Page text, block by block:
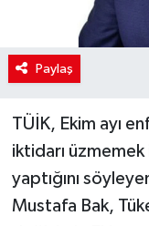
Paylaş
TÜİK, Ekim ayı
iktidarı
yaptığını
Mustafa Bak,